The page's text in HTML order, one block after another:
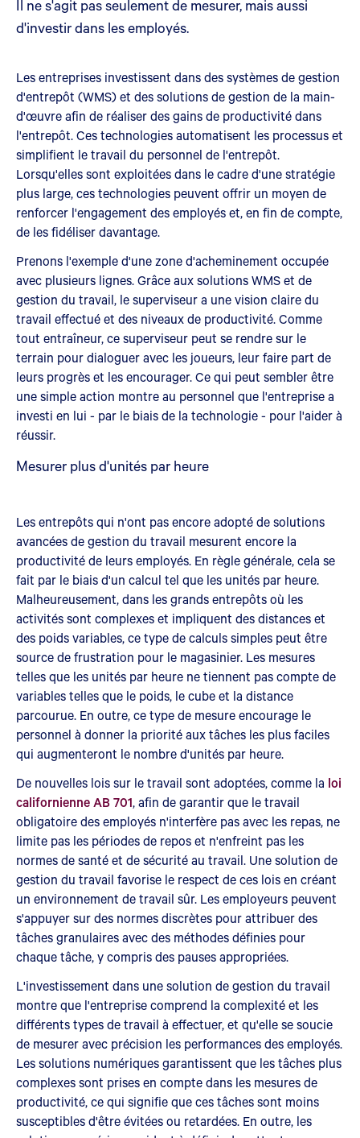
Il ne s'agit pas seulement de mesurer, mais aussi
d'investir dans les employés.
Les entreprises investissent dans des systèmes de gestion
d'entrepôt (WMS) et des solutions de gestion de la main-
d'œuvre afin de réaliser des gains de productivité dans
l'entrepôt. Ces technologies automatisent les processus et
simplifient le travail du personnel de l'entrepôt.
Lorsqu'elles sont exploitées dans le cadre d'une stratégie
plus large, ces technologies peuvent offrir un moyen de
renforcer l'engagement des employés et, en fin de compte,
de les fidéliser davantage.
Prenons l'exemple d'une zone d'acheminement occupée
avec plusieurs lignes. Grâce aux solutions WMS et de
gestion du travail, le superviseur a une vision claire du
travail effectué et des niveaux de productivité. Comme
tout entraîneur, ce superviseur peut se rendre sur le
terrain pour dialoguer avec les joueurs, leur faire part de
leurs progrès et les encourager. Ce qui peut sembler être
une simple action montre au personnel que l'entreprise a
investi en lui - par le biais de la technologie - pour l'aider à
réussir.
Mesurer plus d'unités par heure
Les entrepôts qui n'ont pas encore adopté de solutions
avancées de gestion du travail mesurent encore la
productivité de leurs employés. En règle générale, cela se
fait par le biais d'un calcul tel que les unités par heure.
Malheureusement, dans les grands entrepôts où les
activités sont complexes et impliquent des distances et
des poids variables, ce type de calculs simples peut être
source de frustration pour le magasinier. Les mesures
telles que les unités par heure ne tiennent pas compte de
variables telles que le poids, le cube et la distance
parcourue. En outre, ce type de mesure encourage le
personnel à donner la priorité aux tâches les plus faciles
qui augmenteront le nombre d'unités par heure.
De nouvelles lois sur le travail sont adoptées, comme la loi
californienne AB 701, afin de garantir que le travail
obligatoire des employés n'interfère pas avec les repas, ne
limite pas les périodes de repos et n'enfreint pas les
normes de santé et de sécurité au travail. Une solution de
gestion du travail favorise le respect de ces lois en créant
un environnement de travail sûr. Les employeurs peuvent
s'appuyer sur des normes discrètes pour attribuer des
tâches granulaires avec des méthodes définies pour
chaque tâche, y compris des pauses appropriées.
L'investissement dans une solution de gestion du travail
montre que l'entreprise comprend la complexité et les
différents types de travail à effectuer, et qu'elle se soucie
de mesurer avec précision les performances des employés.
Les solutions numériques garantissent que les tâches plus
complexes sont prises en compte dans les mesures de
productivité, ce qui signifie que ces tâches sont moins
susceptibles d'être évitées ou retardées. En outre, les